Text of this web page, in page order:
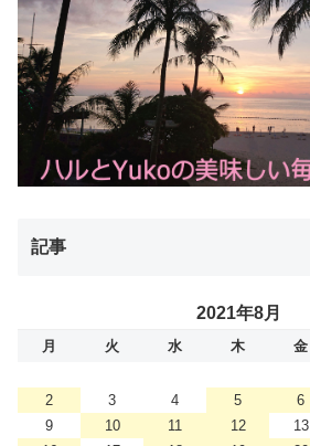
記事
2021年8月
月 火 水 木 金
2
3 4 5 6
9
10 11 12 13